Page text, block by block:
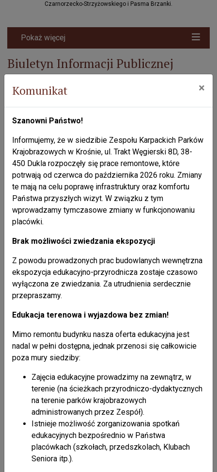
Czarnorzecko-Strzyżowskiego i Pasma Brzanki.
Pokaż więcej
Biuletyn Informacji Publicznej
tel.:013 43-631-87
Liczba odsłon: 13328
Nasze publikacje
Kalendarzyk kieszonkowy 2021
26 / 02 / 2021
26 / 02 / 2021
Broszura "Ssaki karpackich parków krajobrazowych"
część II
Atrakcje
Komunikat ×
Szanowni Państwo!
Informujemy, że w siedzibie Zespołu Karpackich Parków
Krajobrazowych w Krośnie, ul. Trakt Węgierski 8D, 38-
450 Dukla rozpoczęły się prace remontowe, które
potrwają od czerwca do października 2026 roku. Zmiany
te mają na celu poprawę infrastruktury oraz komfortu
Państwa przyszłych wizyt. W związku z tym
wprowadzamy tymczasowe zmiany w funkcjonowaniu
placówki.
Brak możliwości zwiedzania ekspozycji
Z powodu prowadzonych prac budowlanych wewnętrzna
ekspozycja edukacyjno-przyrodnicza zostaje czasowo
wyłączona ze zwiedzania. Za utrudnienia serdecznie
przepraszamy.
Edukacja terenowa i wyjazdowa bez zmian!
Mimo remontu budynku nasza oferta edukacyjna jest
nadal w pełni dostępna, jednak przenosi się całkowicie
poza mury siedziby:
Zajęcia edukacyjne prowadzimy na zewnątrz, w
terenie (na ścieżkach przyrodniczo-dydaktycznych
na terenie parków krajobrazowych
administrowanych przez Zespół).
Istnieje możliwość zorganizowania spotkań
edukacyjnych bezpośrednio w Państwa
placówkach (szkołach, przedszkolach, Klubach
Seniora itp.).